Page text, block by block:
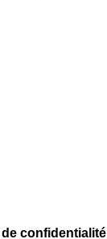
confidentialité